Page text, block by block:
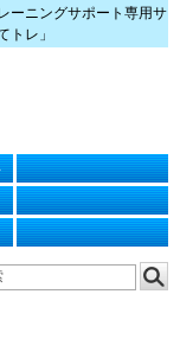
ーニングサポート専用サ
トレ」